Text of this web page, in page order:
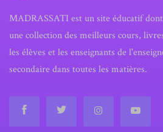
MADRASSATI est un site éducatif
une collection des meilleurs cours,
les élèves et les enseignants de
secondaire dans toutes les matières.